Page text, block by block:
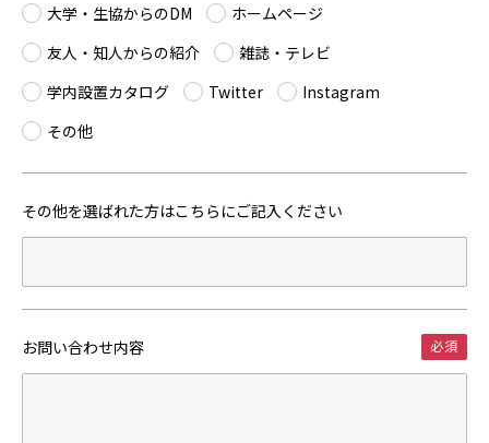
大学・生協からのDM
ホームページ
友人・知人からの紹介
雑誌・テレビ
学内設置カタログ
Twitter
Instagram
その他
その他を選ばれた方はこちらにご記入ください
お問い合わせ内容